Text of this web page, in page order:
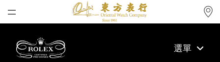
最新消息
選單